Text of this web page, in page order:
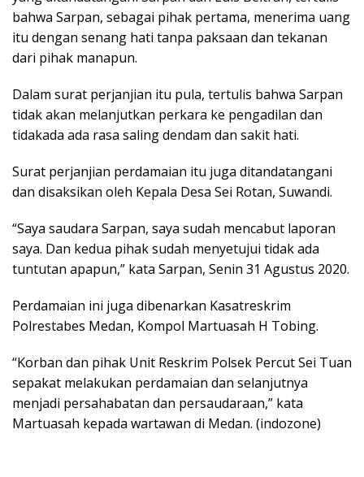
bahwa Sarpan, sebagai pihak pertama, menerima uang
itu dengan senang hati tanpa paksaan dan tekanan
dari pihak manapun.
Dalam surat perjanjian itu pula, tertulis bahwa Sarpan
tidak akan melanjutkan perkara ke pengadilan dan
tidakada ada rasa saling dendam dan sakit hati.
Surat perjanjian perdamaian itu juga ditandatangani
dan disaksikan oleh Kepala Desa Sei Rotan, Suwandi.
“Saya saudara Sarpan, saya sudah mencabut laporan
saya. Dan kedua pihak sudah menyetujui tidak ada
tuntutan apapun,” kata Sarpan, Senin 31 Agustus 2020.
Perdamaian ini juga dibenarkan Kasatreskrim
Polrestabes Medan, Kompol Martuasah H Tobing.
“Korban dan pihak Unit Reskrim Polsek Percut Sei Tuan
sepakat melakukan perdamaian dan selanjutnya
menjadi persahabatan dan persaudaraan,” kata
Martuasah kepada wartawan di Medan. (indozone)